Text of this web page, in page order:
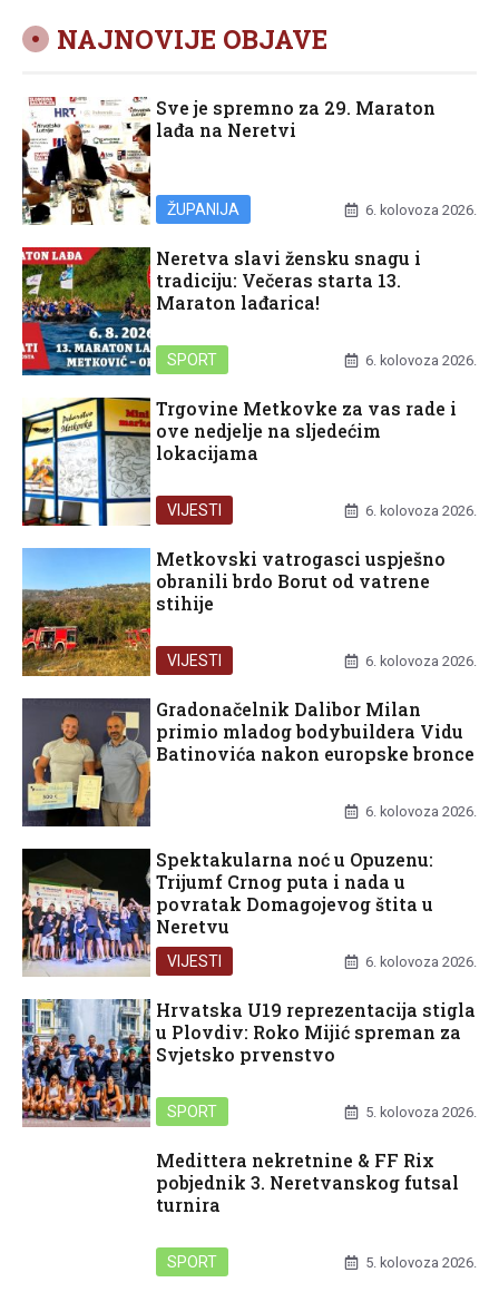
NAJNOVIJE OBJAVE
Sve je spremno za 29. Maraton
lađa na Neretvi
ŽUPANIJA 6. kolovoza 2026.
Neretva slavi žensku snagu i
tradiciju: Večeras starta 13.
Maraton lađarica!
SPORT 6. kolovoza 2026.
Trgovine Metkovke za vas rade i
ove nedjelje na sljedećim
lokacijama
VIJESTI 6. kolovoza 2026.
Metkovski vatrogasci uspješno
obranili brdo Borut od vatrene
stihije
VIJESTI 6. kolovoza 2026.
Gradonačelnik Dalibor Milan
primio mladog bodybuildera Vidu
Batinovića nakon europske bronce
6. kolovoza 2026.
Spektakularna noć u Opuzenu:
Trijumf Crnog puta i nada u
povratak Domagojevog štita u
Neretvu
VIJESTI 6. kolovoza 2026.
Hrvatska U19 reprezentacija stigla
u Plovdiv: Roko Mijić spreman za
Svjetsko prvenstvo
SPORT 5. kolovoza 2026.
Medittera nekretnine & FF Rix
pobjednik 3. Neretvanskog futsal
turnira
SPORT 5. kolovoza 2026.